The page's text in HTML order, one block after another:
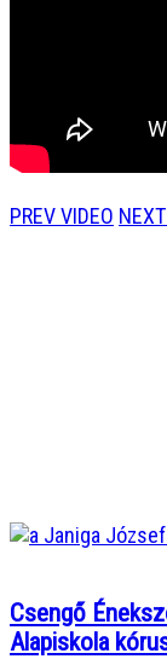
PREV VIDEO
Csengő
Alapiskola